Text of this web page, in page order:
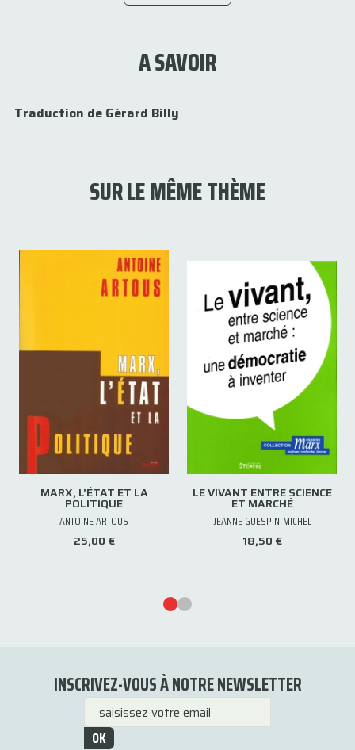
A SAVOIR
Traduction de Gérard Billy
SUR LE MÊME THÈME
MARX, L'ÉTAT ET LA
POLITIQUE
ANTOINE ARTOUS
25,00 €
LE VIVANT ENTRE SCIENCE
ET MARCHÉ
JEANNE GUESPIN-MICHEL
18,50 €
INSCRIVEZ-VOUS À NOTRE NEWSLETTER
OK